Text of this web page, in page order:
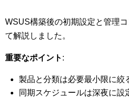
WSUS構築後の初期設定と管理
て解説しました。
重要なポイント :
製品と分類は必要最小限に絞
同期スケジュールは深夜に設